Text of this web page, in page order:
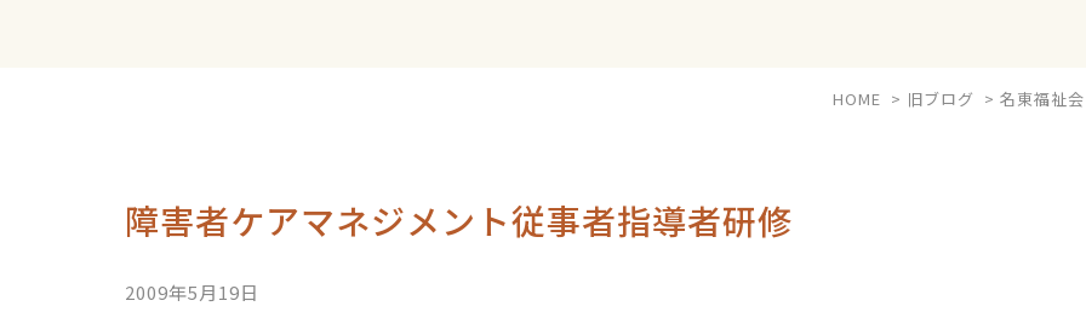
HOME > 旧ブログ > 名東福祉
障害者ケアマネジメント従事者指導者研修
2009年5月19日